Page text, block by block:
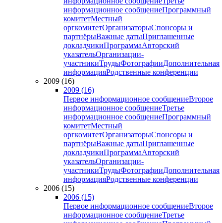
информационное сообщениеПрограммный
комитетМестный
оргкомитетОрганизаторыСпонсоры и
партнёрыВажные датыПриглашенные
докладчикиПрограммаАвторский
указательОрганизации-
участникиТрудыФотографииДополнительная
информацияРодственные конференции
2009 (16)
2009 (16)
Первое информационное сообщениеВторое
информационное сообщениеТретье
информационное сообщениеПрограммный
комитетМестный
оргкомитетОрганизаторыСпонсоры и
партнёрыВажные датыПриглашенные
докладчикиПрограммаАвторский
указательОрганизации-
участникиТрудыФотографииДополнительная
информацияРодственные конференции
2006 (15)
2006 (15)
Первое информационное сообщениеВторое
информационное сообщениеТретье